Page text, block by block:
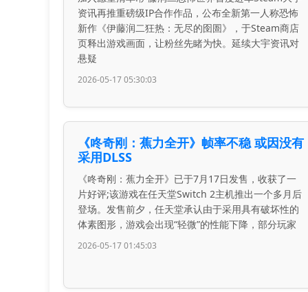
资讯再推重磅级IP合作作品，公布全新第一人称恐怖
新作《伊藤润二狂热：无尽的囹圄》，于Steam商店
页释出游戏画面，让粉丝先睹为快。延续大宇资讯对
悬疑
2026-05-17 05:30:03
《咚奇刚：蕉力全开》帧率不稳 或因没有
采用DLSS
《咚奇刚：蕉力全开》已于7月17日发售，收获了一
片好评;该游戏在任天堂Switch 2主机推出一个多月后
登场。发售前夕，任天堂承认由于采用具有破坏性的
体素图形，游戏会出现“轻微”的性能下降，部分玩家
2026-05-17 01:45:03